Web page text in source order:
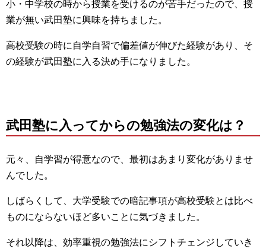
小・中学校の時から授業を受けるのが苦手だったので、授
業が無い武田塾に興味を持ちました。
高校受験の時に自学自習で偏差値が伸びた経験があり、そ
の経験が武田塾に入る決め手になりました。
武田塾に入ってからの勉強法の変化は？
元々、自学習が得意なので、最初はあまり変化がありませ
んでした。
しばらくして、大学受験での暗記事項が高校受験とは比べ
ものにならないほど多いことに気づきました。
それ以降は、効率重視の勉強法にシフトチェンジしていき